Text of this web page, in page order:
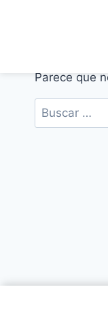
Parece que